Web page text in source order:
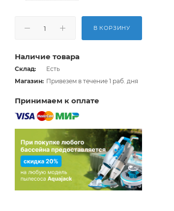
В КОРЗИНУ
Наличие товара
Склад:
Есть
Магазин: Привезем в течение 1 раб. дня
Принимаем к оплате